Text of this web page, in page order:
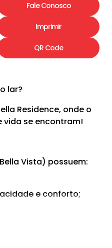
Fale Conosco
Imprimir
QR Code
lar?
Residence, onde o
se encontram!
Vista) possuem:
e conforto;